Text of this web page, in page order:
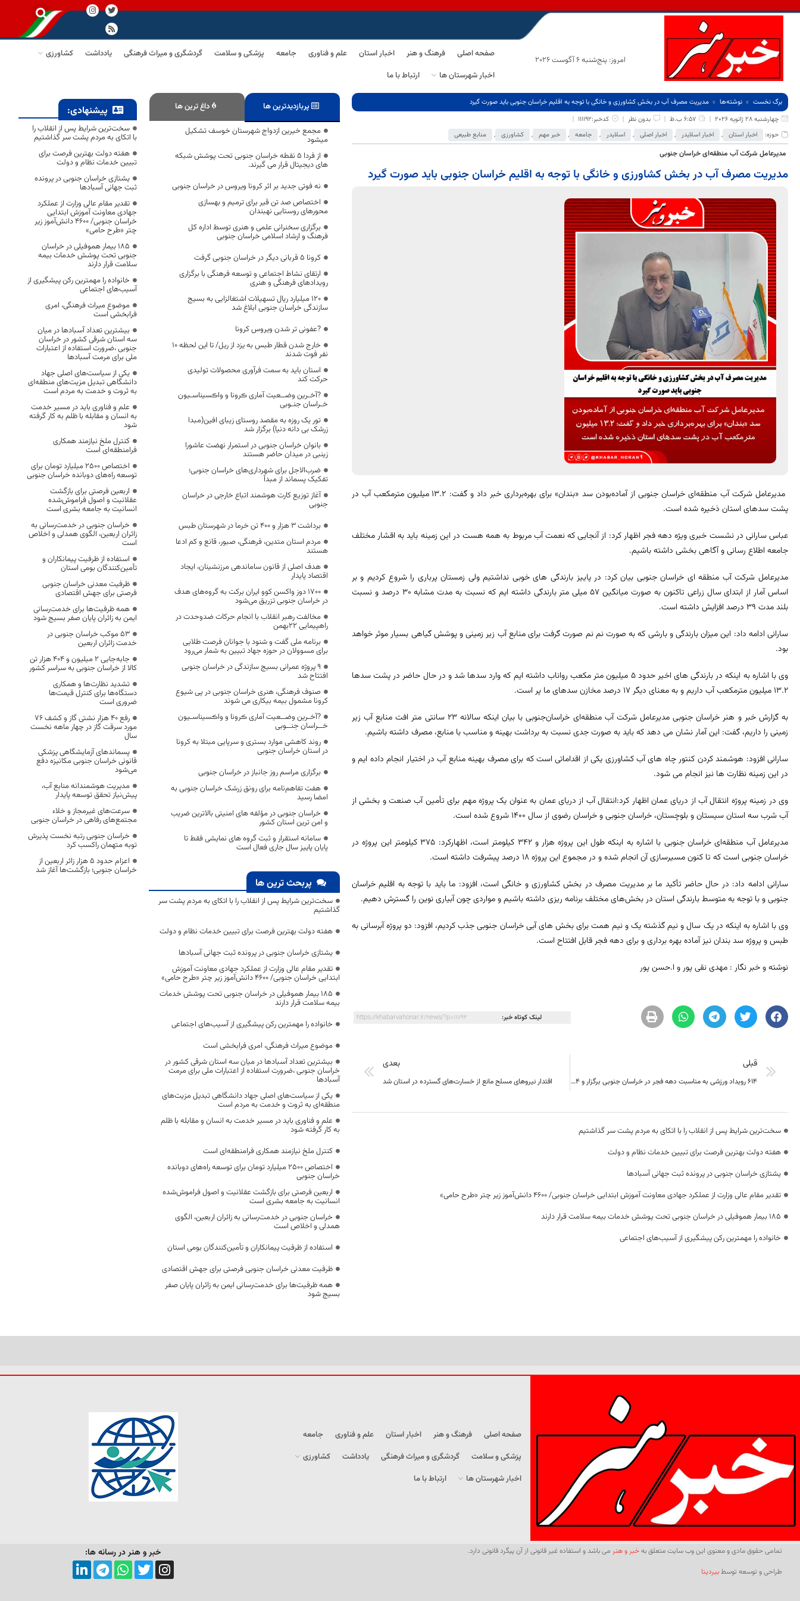
امروز: پنج‌شنبه 6 آگوست 2026
صفحه اصلی فرهنگ و هنر اخبار استان علم و فناوری جامعه پزشکی و سلامت گردشگری و میراث فرهنگی یادداشت
کشاورزی
اخبار شهرستان ها
ارتباط با ما
برگ نخست نوشته‌ها
مدیریت مصرف آب در بخش کشاورزی و خانگی با توجه به اقلیم خراسان جنوبی باید صورت گیرد
چهارشنبه 28 ژانویه 2026
6:57 ب.ظ بدون نظر
کدخبر:111192
حوزه:
اخبار استان , اخبار اسلایدر , اخبار اصلی , اسلایدر , جامعه , خبر مهم , کشاورزی , منابع طبیعی
مدیرعامل شرکت آب منطقه‌ای خراسان جنوبی
مدیریت مصرف آب در بخش کشاورزی و خانگی با توجه به اقلیم خراسان جنوبی باید صورت گیرد
مدیرعامل شرکت آب منطقه‌ای خراسان جنوبی از آماده‌بودن سد «بندان» برای بهره‌برداری خبر داد و گفت: ۱۳.۲ میلیون مترمکعب آب در
پشت سدهای استان ذخیره شده است.
عباس سارانی در نشست خبری ویژه دهه فجر اظهار کرد: از آنجایی که نعمت آب مربوط به همه هست در این زمینه باید به اقشار مختلف
جامعه اطلاع رسانی و آگاهی بخشی داشته باشیم.
مدیرعامل شرکت آب منطقه ای خراسان جنوبی بیان کرد: در پاییز بارندگی های خوبی نداشتیم ولی زمستان پرباری را شروع کردیم و بر
اساس آمار از ابتدای سال زراعی تاکنون به صورت میانگین 57 میلی متر بارندگی داشته ایم که نسبت به مدت مشابه 30 درصد و نسبت
بلند مدت 39 درصد افزایش داشته است.
سارانی ادامه داد: این میزان بارندگی و بارشی که به صورت نم نم صورت گرفت برای منابع آب زیر زمینی و پوشش گیاهی بسیار موثر خواهد
بود.
وی با اشاره به اینکه در بارندگی های اخیر حدود 5 میلیون متر مکعب رواناب داشته ایم که وارد سدها شد و در حال حاضر در پشت سدها
13.2 میلیون مترمکعب آب داریم و به معنای دیگر 17 درصد مخازن سدهای ما پر است.
به گزارش خبر و هنر خراسان جنوبی مدیرعامل شرکت آب منطقه‌ای خراسان‌جنوبی با بیان اینکه سالانه 23 سانتی متر افت منابع آب زیر
زمینی را داریم، گفت: این آمار نشان می دهد که باید به صورت جدی نسبت به برداشت بهینه و مناسب با منابع، مصرف داشته باشیم.
سارانی افزود: هوشمند کردن کنتور چاه های آب کشاورزی یکی از اقداماتی است که برای مصرف بهینه منابع آب در اختیار انجام داده ایم و
در این زمینه نظارت ها نیز انجام می شود.
وی در زمینه پروژه انتقال آب از دریای عمان اظهار کرد:انتقال آب از دریای عمان به عنوان یک پروژه مهم برای تأمین آب صنعت و بخشی از
آب شرب سه استان سیستان و بلوچستان، خراسان جنوبی و خراسان رضوی از سال 1400 شروع شده است.
مدیرعامل آب منطقه‌ای خراسان جنوبی با اشاره به اینکه طول این پروژه هزار و 342 کیلومتر است، اظهارکرد: 375 کیلومتر این پروژه در
خراسان جنوبی است که تا کنون مسیرسازی آن انجام شده و در مجموع این پروژه 18 درصد پیشرفت داشته است.
سارانی ادامه داد: در حال حاضر تأکید ما بر مدیریت مصرف در بخش کشاورزی و خانگی است، افزود: ما باید با توجه به اقلیم خراسان
جنوبی و با توجه به متوسط بارندگی استان در بخش‌های مختلف برنامه ریزی داشته باشیم و مواردی چون آبیاری نوین را گسترش دهیم.
وی با اشاره به اینکه در یک سال و نیم گذشته یک و نیم همت برای بخش های آبی خراسان جنوبی جذب کردیم، افزود: دو پروژه آبرسانی به
طبس و پروژه سد بندان نیز آماده بهره برداری و برای دهه فجر قابل افتتاح است.
نوشته و خبر نگار : مهدی نقی پور و ا.حسن پور
لینک کوتاه خبر: https://khabarvahonar.ir/news/?p=111192
قبلی
۶۱۴ رویداد ورزشی به مناسبت دهه فجر در خراسان جنوبی برگزار و ۱۴ پروژه نیز افتتاح می شود
بعدی
اقتدار نیروهای مسلح مانع از خسارت‌های گسترده در استان شد
سخت‌ترین شرایط پس از انقلاب را با اتکای به مردم پشت سر گذاشتیم
هفته دولت بهترین فرصت برای تبیین خدمات نظام و دولت
یشتازی خراسان جنوبی در پرونده ثبت جهانی آسبادها
تقدیر مقام عالی وزارت از عملکرد جهادی معاونت آموزش ابتدایی خراسان جنوبی/ ۴۶۰۰ دانش‌آموز زیر چتر «طرح حامی»
۱۸۵ بیمار هموفیلی در خراسان جنوبی تحت پوشش خدمات بیمه سلامت قرار دارند
خانواده را مهمترین رکن پیشگیری از آسیب‌های اجتماعی
پربازدیدترین ها داغ ترین ها
مجمع خیرین ازدواج شهرستان خوسف تشکیل
میشود
از فردا ۵ نقطه خراسان جنوبی تحت پوشش شبکه
های دیجیتال قرار می گیرند.
نه فوتی جدید بر اثر کرونا ویروس در خراسان جنوبی
اختصاص صد تن قیر برای ترمیم و بهسازی
محورهای روستایی نهبندان
برگزاری سخنرانی علمی و هنری توسط اداره کل
فرهنگ و ارشاد اسلامی خراسان جنوبی
کرونا ۵ قربانی دیگر در خراسان جنوبی گرفت
ارتقای نشاط اجتماعی و توسعه فرهنگی با برگزاری
رویدادهای فرهنگی و هنری
۱۲۰ میلیارد ریال تسهیلات اشتغالزایی به بسیج
سازندگی خراسان جنوبی ابلاغ شد
?عفونی تر شدن ویروس کرونا
خارج شدن قطار طبس به یزد از ریل/ تا این لحظه 10
نفر فوت شدند
استان باید به سمت فرآوری محصولات تولیدی
حرکت کند
?آخـرین وضــعیت آماری ڪرونا و واڪسیناسـیون
خـراسان جنـوبی
تور یک روزه به مقصد روستای زیبای افین(مبدا
زرشک بی دانه دنیا) برگزار شد
بانوان خراسان جنوبی در استمرار نهضت عاشورا
زینبی در میدان حاضر هستند
ضرب‌الاجل برای شهرداری‌های خراسان جنوبی؛
تفکیک پسماند از مبدأ
آغاز توزیع کارت هوشمند اتباع خارجی در خراسان
جنوبی
برداشت ۳ هزار و ۴۰۰ ‌تن خرما‌ در شهرستان طبس
مردم استان متدین، فرهنگی، صبور، قانع و کم ادعا
هستند
هدف اصلی از قانون ساماندهی مرزنشینان، ایجاد
اقتصاد پایدار
١٧٠٠ دوز واکسن کوو ایران برکت به گروه‌های هدف
در خراسان جنوبی تزریق می‌شود
مخالفت رهبر انقلاب با انجام حرکات ضدوحدت در
راهپیمایی ۲۲بهمن
برنامه ملی گفت و شنود با جوانان فرصت طلایی
برای مسوولان در حوزه جهاد تبیین به شمار می‌رود
۹ پروژه عمرانی بسیج سازندگی در خراسان جنوبی
افتتاح شد
صنوف فرهنگی، هنری خراسان جنوبی در پی شیوع
کرونا مشمول بیمه بیکاری می شوند
?آخـرین وضــعیت آماری ڪرونا و واڪسیناسـیون
خــراسان جنــوبی
روند کاهشی موارد بستری و سرپایی مبتلا به کرونا
در استان خراسان جنوبی
برگزاری مراسم روز جانباز در خراسان جنوبی
هفت تفاهم‌نامه برای رونق زرشک خراسان جنوبی به
امضا رسید
خراسان جنوبی در مؤلفه های امنیتی بالاترین ضریب
و امن ترین استان کشور
سامانه استقرار و ثبت گروه های نمایشی فقط تا
پایان پاییز سال جاری فعال است
پربحث ترین ها
سخت‌ترین شرایط پس از انقلاب را با اتکای به مردم پشت سر
گذاشتیم
هفته دولت بهترین فرصت برای تبیین خدمات نظام و دولت
یشتازی خراسان جنوبی در پرونده ثبت جهانی آسبادها
تقدیر مقام عالی وزارت از عملکرد جهادی معاونت آموزش
ابتدایی خراسان جنوبی/ ۴۶۰۰ دانش‌آموز زیر چتر «طرح حامی»
۱۸۵ بیمار هموفیلی در خراسان جنوبی تحت پوشش خدمات
بیمه سلامت قرار دارند
خانواده را مهمترین رکن پیشگیری از آسیب‌های اجتماعی
موضوع میراث فرهنگی، امری فرابخشی است
بیشترین تعداد آسبادها در میان سه استان شرقی کشور در
خراسان جنوبی ،ضرورت استفاده از اعتبارات ملی برای مرمت
آسبادها
یکی از سیاست‌های اصلی جهاد دانشگاهی تبدیل مزیت‌های
منطقه‌ای به ثروت و خدمت به مردم است
علم و فناوری باید در مسیر خدمت به انسان و مقابله با ظلم
به کار گرفته شود
کنترل ملخ نیازمند همکاری فرامنطقه‌ای است
اختصاص 2500 میلیارد تومان برای توسعه راه‌های دوبانده
خراسان جنوبی
اربعین فرصتی برای بازگشت عقلانیت و اصول فراموش‌شده
انسانیت به جامعه بشری است
خراسان جنوبی در خدمت‌رسانی به زائران اربعین، الگوی
همدلی و اخلاص است
استفاده از ظرفیت پیمانکاران و تأمین‌کنندگان بومی استان
ظرفیت معدنی خراسان جنوبی فرصتی برای جهش اقتصادی
همه ظرفیت‌ها برای خدمت‌رسانی ایمن به زائران پایان صفر
بسیج شود
پیشنهادی:
سخت‌ترین شرایط پس از انقلاب را
با اتکای به مردم پشت سر گذاشتیم
هفته دولت بهترین فرصت برای
تبیین خدمات نظام و دولت
یشتازی خراسان جنوبی در پرونده
ثبت جهانی آسبادها
تقدیر مقام عالی وزارت از عملکرد
جهادی معاونت آموزش ابتدایی
خراسان جنوبی/ ۴۶۰۰ دانش‌آموز زیر
چتر «طرح حامی»
۱۸۵ بیمار هموفیلی در خراسان
جنوبی تحت پوشش خدمات بیمه
سلامت قرار دارند
خانواده را مهمترین رکن پیشگیری از
آسیب‌های اجتماعی
موضوع میراث فرهنگی، امری
فرابخشی است
بیشترین تعداد آسبادها در میان
سه استان شرقی کشور در خراسان
جنوبی ،ضرورت استفاده از اعتبارات
ملی برای مرمت آسبادها
یکی از سیاست‌های اصلی جهاد
دانشگاهی تبدیل مزیت‌های منطقه‌ای
به ثروت و خدمت به مردم است
علم و فناوری باید در مسیر خدمت
به انسان و مقابله با ظلم به کار گرفته
شود
کنترل ملخ نیازمند همکاری
فرامنطقه‌ای است
اختصاص 2500 میلیارد تومان برای
توسعه راه‌های دوبانده خراسان جنوبی
اربعین فرصتی برای بازگشت
عقلانیت و اصول فراموش‌شده
انسانیت به جامعه بشری است
خراسان جنوبی در خدمت‌رسانی به
زائران اربعین، الگوی همدلی و اخلاص
است
استفاده از ظرفیت پیمانکاران و
تأمین‌کنندگان بومی استان
ظرفیت معدنی خراسان جنوبی
فرصتی برای جهش اقتصادی
همه ظرفیت‌ها برای خدمت‌رسانی
ایمن به زائران پایان صفر بسیج شود
53 موکب خراسان جنوبی در
خدمت زائران اربعین
جابه‌جایی 2 میلیون و 404 هزار تن
کالا از خراسان جنوبی به سراسر کشور
تشدید نظارت‌ها و همکاری
دستگاه‌ها برای کنترل قیمت‌ها
ضروری است
رفع 40 هزار نشتی گاز و کشف 76
مورد سرقت گاز در چهار ماهه نخست
سال
پسماندهای آزمایشگاهی پزشکی
قانونی خراسان جنوبی مکانیزه دفع
می‌شود
مدیریت هوشمندانه منابع آب،
پیش‌نیاز تحقق توسعه پایدار
سرعت‌های غیرمجاز و خلاء
مجتمع‌های رفاهی در خراسان جنوبی
خراسان جنوبی رتبه نخست پذیرش
توبه متهمان راکسب کرد
اعزام حدود 5 هزار زائر اربعین از
خراسان جنوبی؛ بازگشت‌ها آغاز شد
صفحه اصلی فرهنگ و هنر اخبار استان علم و فناوری
جامعه
پزشکی و سلامت
گردشگری و میراث فرهنگی یادداشت
کشاورزی
اخبار شهرستان ها
ارتباط با ما
تمامی حقوق مادی و معنوی این وب سایت متعلق بهخبر و هنر می باشد و استفاده غیر قانونی از آن پیگرد قانونی دارد.
طراحی و توسعه توسطبیردیتا
خبر و هنر در رسانه ها: